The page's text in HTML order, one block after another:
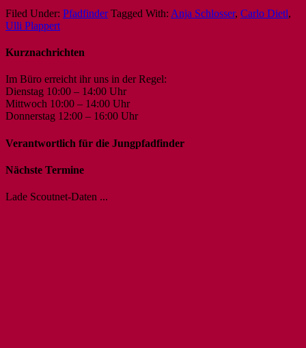
Filed Under: Pfadfinder Tagged With: Anja Schlosser, Carlo Dietl,
Ulli Plappert
Kurznachrichten
Im Büro erreicht ihr uns in der Regel:
Dienstag 10:00 – 14:00 Uhr
Mittwoch 10:00 – 14:00 Uhr
Donnerstag 12:00 – 16:00 Uhr
Verantwortlich für die Jungpfadfinder
Nächste Termine
Lade Scoutnet-Daten ...